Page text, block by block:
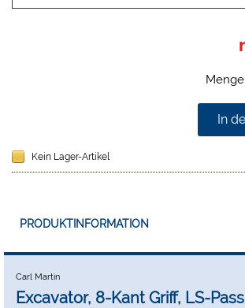
Menge:
In
Kein Lager-Artikel
PRODUKTINFORMATION
Carl Martin
Excavator, 8-Kant Griff, LS-